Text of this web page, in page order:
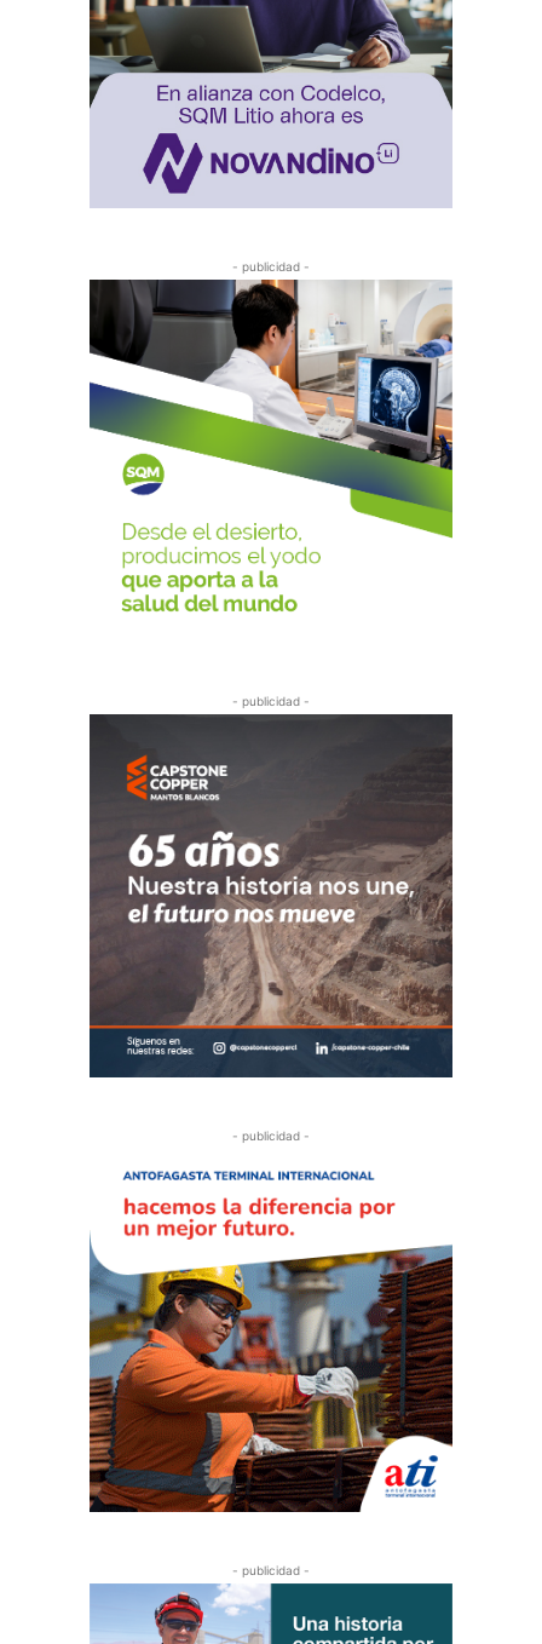
- publicidad -
- publicidad -
- publicidad -
- publicidad -